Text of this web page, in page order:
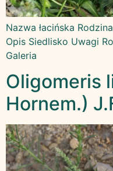
Nazwa łacińska
Opis Siedlisko Uwagi
Galeria
Oligomeris
Hornem.)